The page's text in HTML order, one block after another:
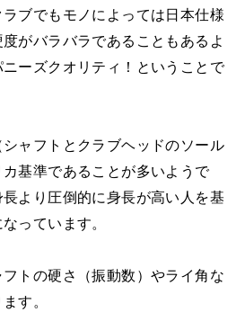
ブでもモノによっては日本仕様
がバラバラであることもあるよ
ーズクオリティ！ということで
ャフトとクラブヘッドのソール
基準であることが多いようで
より圧倒的に身長が高い人を基
っています。
トの硬さ（振動数）やライ角な
す。